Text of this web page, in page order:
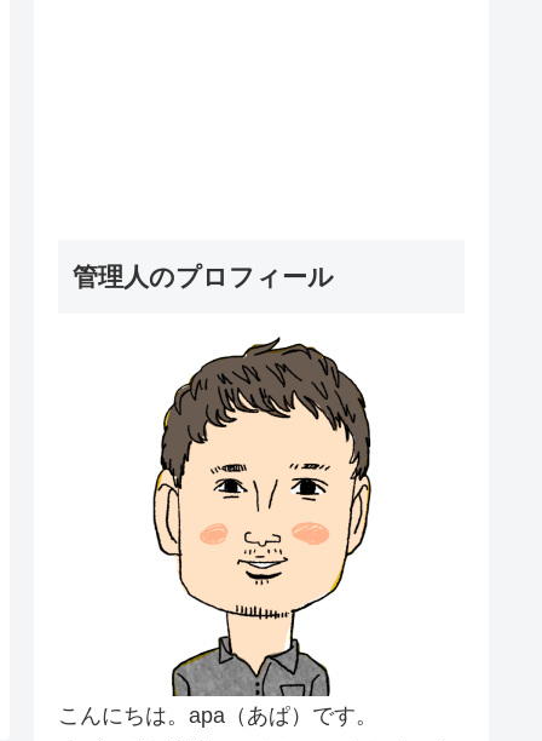
管理人のプロフィール
こんにちは。apa（あぱ）です。